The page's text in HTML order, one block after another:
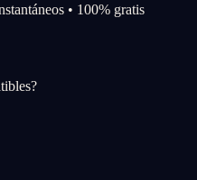
• 100% gratis